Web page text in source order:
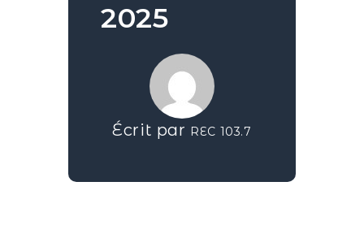
2025
Écrit par REC 103.7